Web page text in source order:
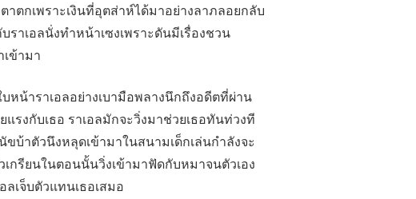
าตกเพราะเงินที่อุตส่าห์ได้มาอย่างลาภลอยกลับ
ราเอลนั่งทำหน้าเซงเพราะดันมีเรื่องชวน
ข้ามา
หน้าราเอลอย่างเบามือพลางนึกถึงอดีตที่ผ่าน
แรงกับเธอ ราเอลมักจะวิ่งมาช่วยเธอทันท่วงที
บ้าตัวนึงหลุดเข้ามาในสนามเด็กเล่นกำลังจะ
กรียนในตอนนั้นวิ่งเข้ามาฟัดกับหมาจนตัวเอง
เจ็บตัวแทนเธอเสมอ